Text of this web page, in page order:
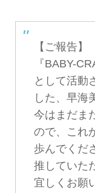
【ご報告】
『BABY-
として活動
した、早海
今はまだま
ので、これ
歩んでくだ
推していた
宜しくお願